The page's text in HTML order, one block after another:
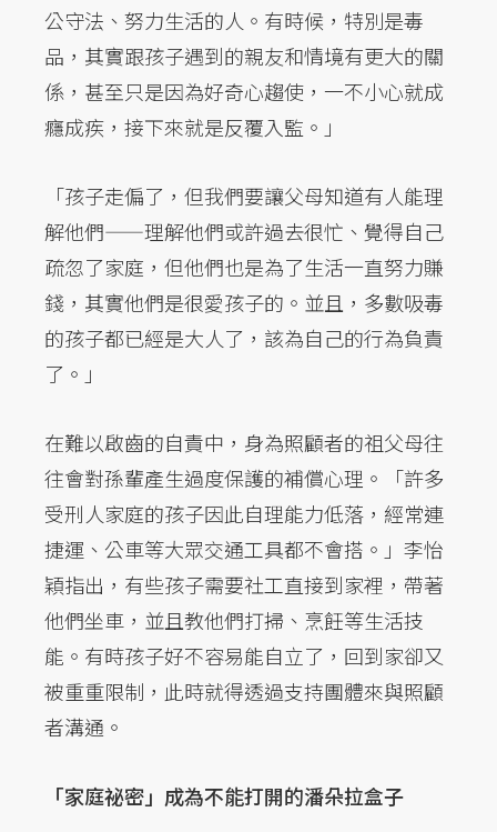
公守法、努力生活的人。有時候，特別是毒
品，其實跟孩子遇到的親友和情境有更大的關
係，甚至只是因為好奇心趨使，一不小心就成
癮成疾，接下來就是反覆入監。」
「孩子走偏了，但我們要讓父母知道有人能理
解他們——理解他們或許過去很忙、覺得自己
疏忽了家庭，但他們也是為了生活一直努力賺
錢，其實他們是很愛孩子的。並且，多數吸毒
的孩子都已經是大人了，該為自己的行為負責
了。」
在難以啟齒的自責中，身為照顧者的祖父母往
往會對孫輩產生過度保護的補償心理。「許多
受刑人家庭的孩子因此自理能力低落，經常連
捷運、公車等大眾交通工具都不會搭。」李怡
穎指出，有些孩子需要社工直接到家裡，帶著
他們坐車，並且教他們打掃、烹飪等生活技
能。有時孩子好不容易能自立了，回到家卻又
被重重限制，此時就得透過支持團體來與照顧
者溝通。
「家庭祕密」成為不能打開的潘朵拉盒子